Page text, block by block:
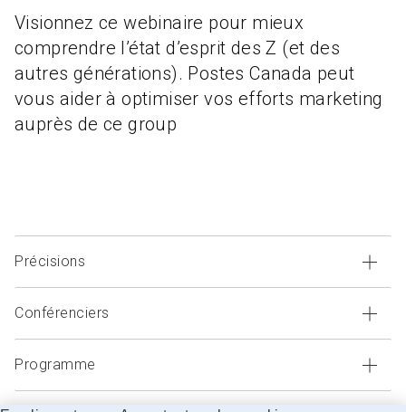
Visionnez ce webinaire pour mieux
comprendre l’état d’esprit des Z (et des
autres générations). Postes Canada peut
vous aider à optimiser vos efforts marketing
auprès de ce group
Précisions
Précisions
Date: Sur demande
Conférenciers
Conférenciers
Programme